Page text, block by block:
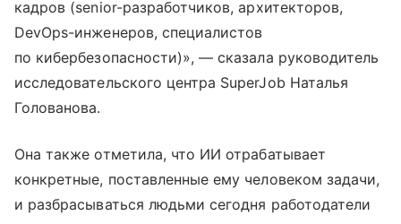
кадров (senior-разработчиков, архитекторов,
DevOps-инженеров, специалистов
по кибербезопасности)», — сказала руководитель
исследовательского центра SuperJob Наталья
Голованова.
Она также отметила, что ИИ отрабатывает
конкретные, поставленные ему человеком задачи,
и разбрасываться людьми сегодня работодатели